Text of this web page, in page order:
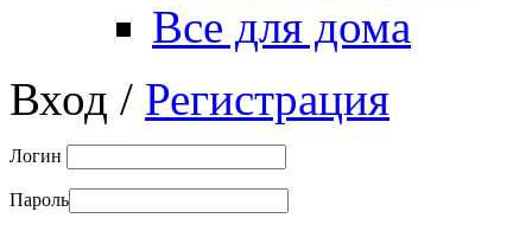
Все для дома
Вход / Регистрация
Логин
Пароль